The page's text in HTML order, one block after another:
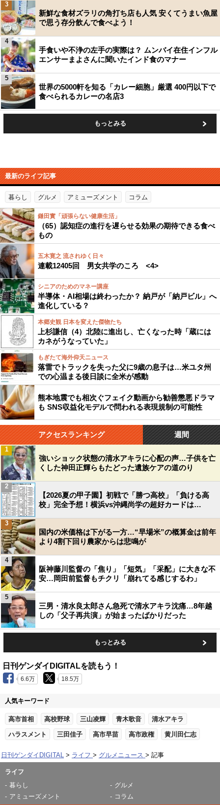
新鮮な食材ズラリの角打ち店も人気 安くてうまい魚屋
で思う存分飲んで食べよう！
3
手食いや不浄の左手の実際は？ ムンバイ在住インフル
エンサーまよさんに聞いたインド食のマナー
4
世界の5000軒を知る「カレー細胞」厳選 400円以下で
食べられるカレーの名店3
5
もっとみる
最新のライフ記事
暮らし グルメ アミューズメント コラム
鎌田實「頑張らない健康生活」
（65）認知症の進行を遅らせる効果の期待できる食べ
もの
五木寛之 流されゆく日々
連載12405回 男女共学のころ <4>
シニアのためのマネー講座
半導体・AI相場は終わったか？ 納戸が「納戸ビル」へ
進化している？
本郷史観 日本を変えた傑物たち
上杉謙信（4）北陸に進出し、亡くなった時「蔵には
カネがうなっていた」
もぎたて海外仰天ニュース
落雷でトラックを失った父に9歳の息子は…米ユタ州
での心温まる後日談に全米が感動
熊本地震でも相次ぐフェイク動画から勧善懲悪ドラマ
も SNS収益化モデルで問われる表現規制の可能性
アクセスランキング 週間
強いショック状態の清水アキラに心配の声…子供を亡
くした神田正輝らもたどった遺族ケアの道のり
1
【2026夏の甲子園】初戦で「勝つ高校」「負ける高
校」完全予想！横浜vs沖縄尚学の超好カードは…
2
国内の米価格は下がる一方…“早場米”の概算金は前年
より4割下回り農家からは悲鳴が
3
阪神藤川監督の「焦り」「短気」「采配」に大きな不
安…岡田前監督もチクリ「崩れてる感じするわ」
4
三男・清水良太郎さん急死で清水アキラ沈痛…8年越
しの「父子再共演」が始まったばかりだった
5
もっとみる
日刊ゲンダイDIGITALを読もう！
6.6万 18.5万
人気キーワード
高市首相 高校野球 三山凌輝 青木歌音 清水アキラ
ハラスメント 三田佳子 高市早苗 高市政権 黄川田仁志
日刊ゲンダイDIGITAL ライフ グルメニュース 記事
ライフ
暮らし
グルメ
アミューズメント
コラム